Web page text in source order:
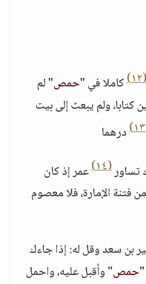
(١٢) كاملا في"حمص"لم
كتابا، ولم يبعث إلى بيت
درهما
تساور(١٤)
عمر إذ كان
فتنة الإمارة، فلا معصوم
بن سعد وقل له: إذا جاءك
"حمص"وأقبل عليه، واحمل